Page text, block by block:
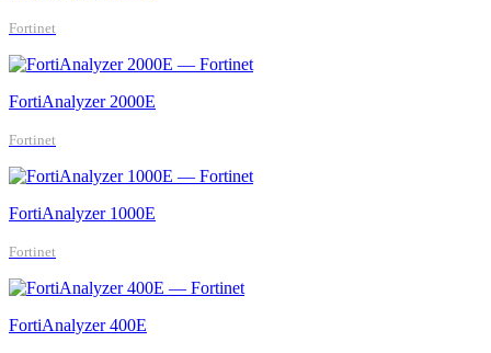
Fortinet
FortiAnalyzer 2000E
Fortinet
FortiAnalyzer 1000E
Fortinet
FortiAnalyzer 400E